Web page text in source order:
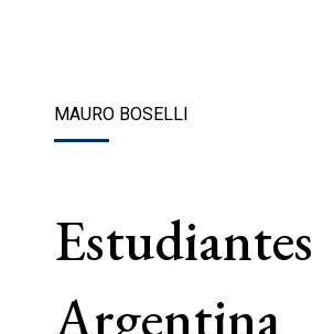
MAURO BOSELLI
Argentina